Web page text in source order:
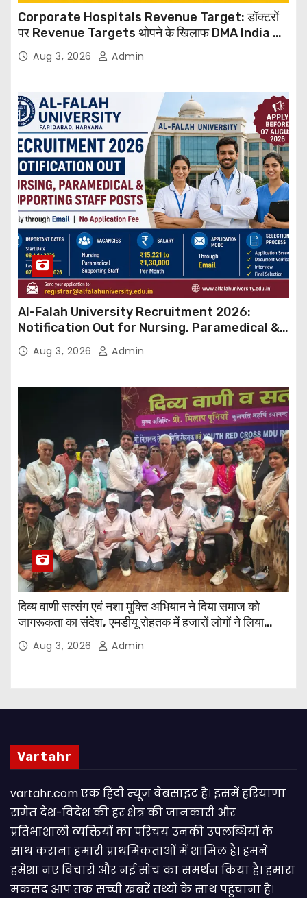
Corporate Hospitals Revenue Target: डॉक्टरों
पर Revenue Targets थोपने के खिलाफ DMA India का
बड़ा कदम, NHRC से Suo Motu जांच की मांग
Aug 3, 2026 Admin
Al-Falah University Recruitment 2026:
Notification Out for Nursing, Paramedical &
Supporting Staff Posts, Apply Through Email
Aug 3, 2026 Admin
दिव्य वाणी सत्संग एवं नशा मुक्ति अभियान ने दिया समाज को
जागरूकता का संदेश, एमडीयू रोहतक में हजारों लोगों ने लिया
संकल्पAug 3, 2026 Admin
Vartahr
vartahr.com एक हिंदी न्यूज वेबसाइट है। इसमें हरियाणा
समेत देश-विदेश की हर क्षेत्र की जानकारी और
प्रतिभाशाली व्यक्तियों का परिचय उनकी उपलब्धियों के
साथ कराना हमारी प्राथमिकताओं में शामिल है। हमने
हमेशा नए विचारों और नई सोच का समर्थन किया है। हमारा
मकसद आप तक सच्ची खबरें तथ्यों के साथ पहुंचाना है।